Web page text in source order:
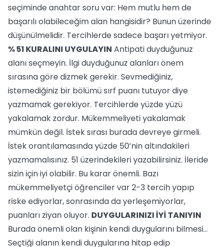
seçiminde anahtar soru var: Hem mutlu hem de
başarılı olabileceğim alan hangisidir? Bunun üzerinde
düşünülmelidir. Tercihlerde sadece başarı yetmiyor.
% 51 KURALINI UYGULAYIN Antipati duyduğunuz
alanı seçmeyin. İlgi duyduğunuz alanları önem
sırasına göre dizmek gerekir. Sevmediğiniz,
istemediğiniz bir bölümü sırf puanı tutuyor diye
yazmamak gerekiyor. Tercihlerde yüzde yüzü
yakalamak zordur. Mükemmeliyeti yakalamak
mümkün değil. İstek sırası burada devreye girmeli.
İstek orantılamasında yüzde 50’nin altındakileri
yazmamalısınız. 51 üzerindekileri yazabilirsiniz. İleride
sizin için iyi olabilir. Bu karar önemli. Bazı
mükemmeliyetçi öğrenciler var 2-3 tercih yapıp
riske ediyorlar, sonrasında da yerleşemiyorlar,
puanları ziyan oluyor. DUYGULARINIZI İYİ TANIYIN
Burada önemli olan kişinin kendi duygularını bilmesi…
Seçtiği alanın kendi duygularına hitap edip